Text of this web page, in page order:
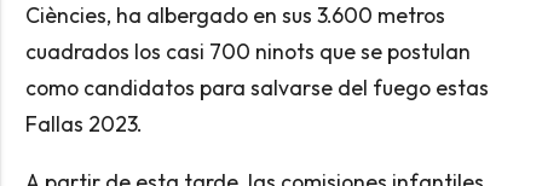
Ciències, ha albergado en sus 3.600 metros
cuadrados los casi 700 ninots que se postulan
como candidatos para salvarse del fuego estas
Fallas 2023.